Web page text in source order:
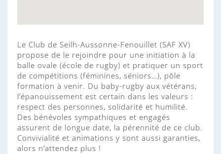
Le Club de Seilh-Aussonne-Fenouillet (SAF XV)
propose de le rejoindre pour une initiation à la
balle ovale (école de rugby) et pratiquer un sport
de compétitions (féminines, séniors…), pôle
formation à venir. Du baby-rugby aux vétérans,
l’épanouissement est certain dans les valeurs :
respect des personnes, solidarité et humilité.
Des bénévoles sympathiques et engagés
assurent de longue date, la pérennité de ce club.
Convivialité et animations y sont aussi garanties,
alors n’attendez plus !